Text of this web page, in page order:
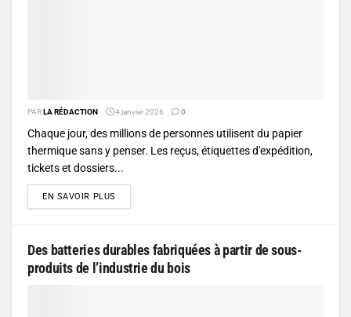
PARLA RÉDACTION 4 janvier 2026 0
Chaque jour, des millions de personnes utilisent du papier
thermique sans y penser. Les reçus, étiquettes d'expédition,
tickets et dossiers...
EN SAVOIR PLUS
Des batteries durables fabriquées à partir de sous-
produits de l’industrie du bois